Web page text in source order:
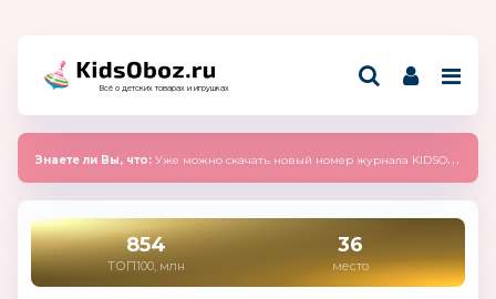
Всё о детских товарах и игрушках
Знаете ли Вы, что: Уже можно скачать новый номер журнала KIDSOBOZ 2025 (сентябрь)
854
ТОП100, млн
36
место